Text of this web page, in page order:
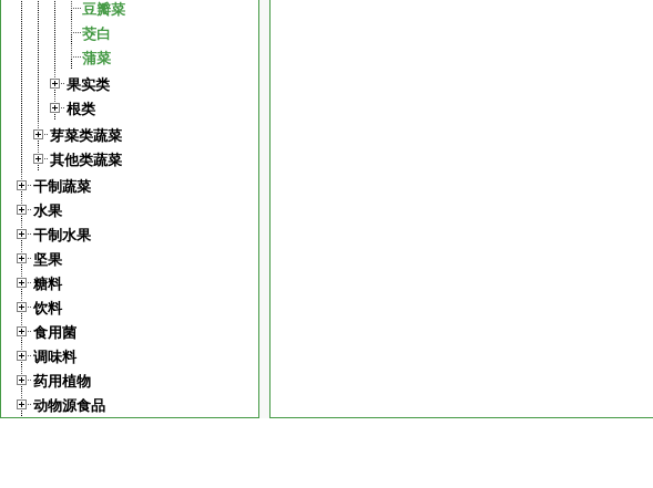
豆瓣菜
茭白
蒲菜
果实类
根类
芽菜类蔬菜
其他类蔬菜
干制蔬菜
水果
干制水果
坚果
糖料
饮料
食用菌
调味料
药用植物
动物源食品